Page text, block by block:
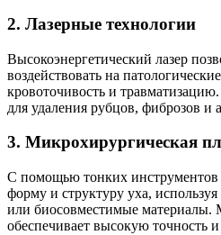
2. Лазерные технологии
Высокоэнергетический лазер
воздействовать на
кровоточивость и
для удаления рубцов, фиброзов и
3. Микрохирургическая
С помощью тонких инструментов
форму и структуру уха,
или биосовместимые материалы.
обеспечивает высокую точность и